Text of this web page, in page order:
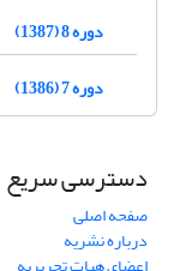
دوره 8 (1387)
دوره 7 (1386)
دسترسی سریع
صفحه اصلی
درباره نشریه